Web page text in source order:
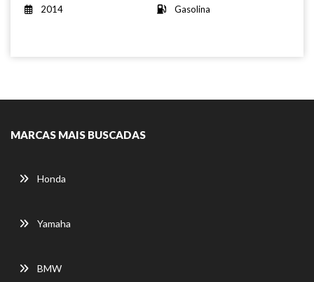
2014
Gasolina
MARCAS MAIS BUSCADAS
Honda
Yamaha
BMW